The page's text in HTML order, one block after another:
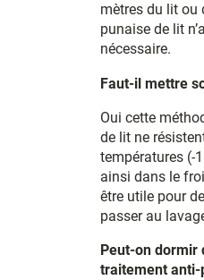
mètres du lit ou
punaise de lit
nécessaire.
Faut-il mettre
Oui cette
de lit ne
températures (-
ainsi dans le
être utile pour
passer au
Peut-on dormir
traitement anti-